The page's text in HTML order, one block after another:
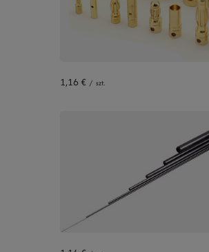
1,16 € / szt.